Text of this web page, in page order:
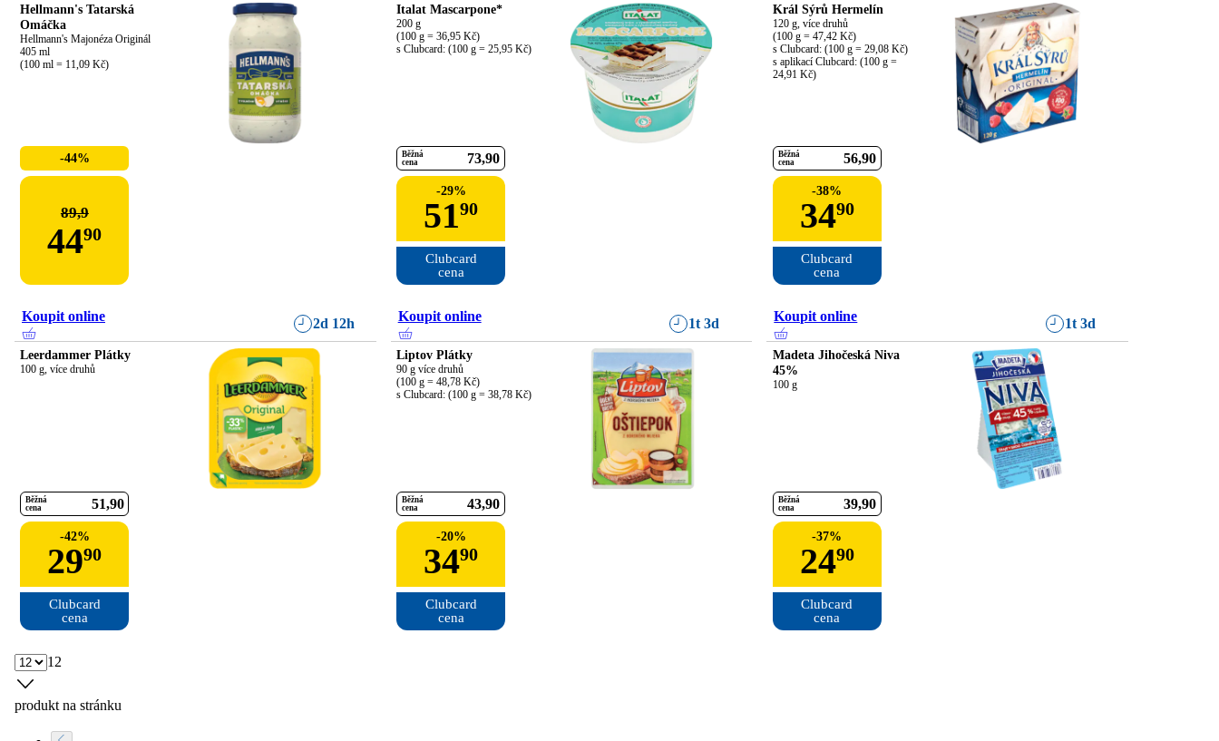
Hellmann's Tatarská
Omáčka
Hellmann's Majonéza Originál
405 ml
(100 ml = 11,09 Kč)
-44%
89,9
4490
Italat Mascarpone*
200 g
(100 g = 36,95 Kč)
s Clubcard: (100 g = 25,95 Kč)
Běžná
cena
73 90
-29%
5190
Clubcard
cena
Král Sýrů Hermelín
120 g, více druhů
(100 g = 47,42 Kč)
s Clubcard: (100 g = 29,08 Kč)
s aplikací Clubcard: (100 g =
24,91 Kč)
Běžná
cena
56 90
-38%
3490
Clubcard
cena
Koupit online 2d 12h
Leerdammer Plátky
100 g, více druhů
Běžná
cena
51 90
-42%
2990
Clubcard
cena
Koupit online 1t 3d
Liptov Plátky
90 g více druhů
(100 g = 48,78 Kč)
s Clubcard: (100 g = 38,78 Kč)
Běžná
cena
43 90
-20%
3490
Clubcard
cena
Koupit online 1t 3d
Madeta Jihočeská Niva
45%
100 g
Běžná
cena
39 90
-37%
2490
Clubcard
cena
12
produkt na stránku